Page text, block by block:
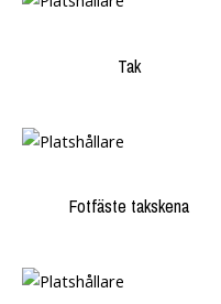
Tak
Fotfäste takskena